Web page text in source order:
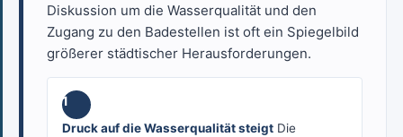
Diskussion um die Wasserqualität und den
Zugang zu den Badestellen ist oft ein Spiegelbild
größerer städtischer Herausforderungen.
1
Druck auf die Wasserqualität steigt Die